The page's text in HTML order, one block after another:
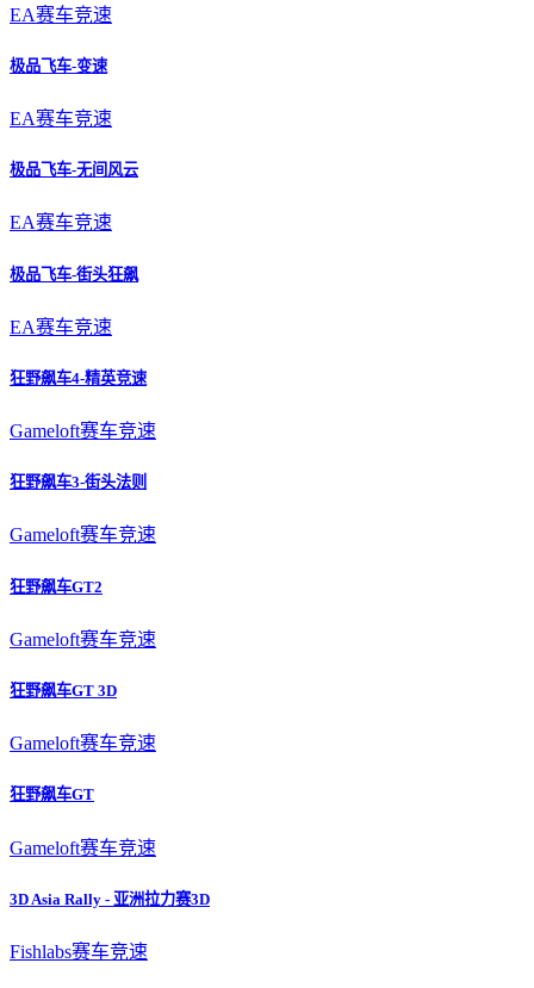
EA赛车竞速
极品飞车-变速
EA赛车竞速
极品飞车-无间风云
EA赛车竞速
极品飞车-街头狂飙
EA赛车竞速
狂野飙车4-精英竞速
Gameloft赛车竞速
狂野飙车3-街头法则
Gameloft赛车竞速
狂野飙车GT2
Gameloft赛车竞速
狂野飙车GT 3D
Gameloft赛车竞速
狂野飙车GT
Gameloft赛车竞速
3D Asia Rally - 亚洲拉力赛3D
Fishlabs赛车竞速